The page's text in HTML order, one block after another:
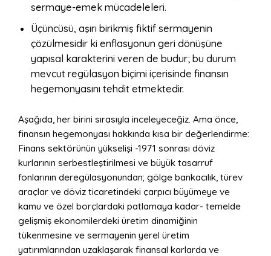
sermaye-emek mücadeleleri.
Üçüncüsü, aşırı birikmiş fiktif sermayenin
çözülmesidir ki enflasyonun geri dönüşüne
yapısal karakterini veren de budur; bu durum
mevcut regülasyon biçimi içerisinde finansın
hegemonyasını tehdit etmektedir.
Aşağıda, her birini sırasıyla inceleyeceğiz. Ama önce,
finansın hegemonyası hakkında kısa bir değerlendirme:
Finans sektörünün yükselişi -1971 sonrası döviz
kurlarının serbestleştirilmesi ve büyük tasarruf
fonlarının deregülasyonundan; gölge bankacılık, türev
araçlar ve döviz ticaretindeki çarpıcı büyümeye ve
kamu ve özel borçlardaki patlamaya kadar- temelde
gelişmiş ekonomilerdeki üretim dinamiğinin
tükenmesine ve sermayenin yerel üretim
yatırımlarından uzaklaşarak finansal karlarda ve